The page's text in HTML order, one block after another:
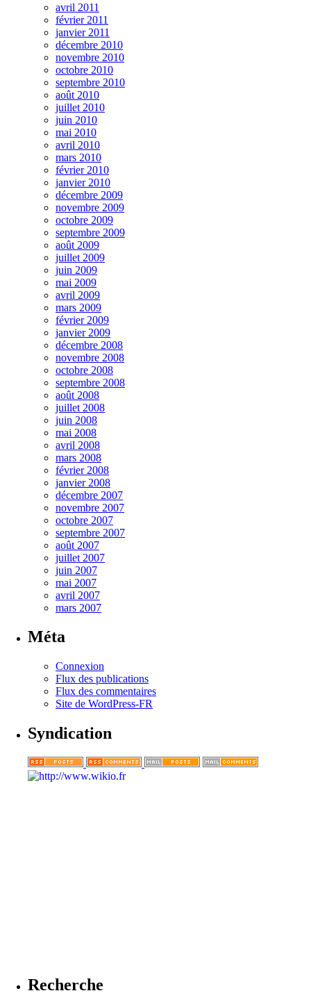
avril 2011
février 2011
janvier 2011
décembre 2010
novembre 2010
octobre 2010
septembre 2010
août 2010
juillet 2010
juin 2010
mai 2010
avril 2010
mars 2010
février 2010
janvier 2010
décembre 2009
novembre 2009
octobre 2009
septembre 2009
août 2009
juillet 2009
juin 2009
mai 2009
avril 2009
mars 2009
février 2009
janvier 2009
décembre 2008
novembre 2008
octobre 2008
septembre 2008
août 2008
juillet 2008
juin 2008
mai 2008
avril 2008
mars 2008
février 2008
janvier 2008
décembre 2007
novembre 2007
octobre 2007
septembre 2007
août 2007
juillet 2007
juin 2007
mai 2007
avril 2007
mars 2007
Méta
Connexion
Flux des publications
Flux des commentaires
Site de WordPress-FR
Syndication
Recherche